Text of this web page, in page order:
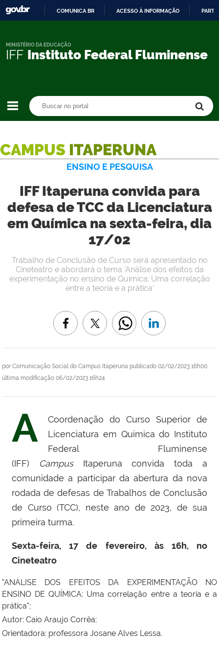
CONTEÚDO
COMUNICA BR ACESSO À INFORMAÇÃO
IFF Instituto Federal Fluminense
MINISTÉRIO DA EDUCAÇÃO
CAMPUS ITAPERUNA
ENSINO E PESQUISA
IFF Itaperuna convida para
defesa de TCC da Licenciatura
em Química na sexta-feira, dia
17/02
por Comunicação Social do Campus Itaperuna publicado 02/02/2023 16h00,
última modificação 06/02/2023 16h24
Trabalho de Conclusão de Curso será apresentado no
Cineteatro e abordará o tema 'Análise dos efeitos da
experimentação no ensino de Química: Uma correlação
entre a teoria e a prática'
A
Coordenação do Curso Superior de
Licenciatura em Química do Instituto
Federal Fluminense
(IFF)
CampusItaperuna convida toda a
comunidade a participar da abertura da nova
rodada de defesas de Trabalhos de Conclusão
de Curso (TCC), neste ano de 2023, de sua
primeira turma.
Sexta-feira, 17 de fevereiro, às 16h, no
Cineteatro
"ANÁLISE DOS EFEITOS DA EXPERIMENTAÇÃO NO
ENSINO DE QUÍMICA: Uma correlação entre a teoria e a
prática";
Autor: Caio Araujo Corrêa;
Orientadora: professora Josane Alves Lessa.